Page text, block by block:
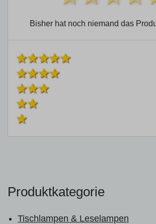
Bisher hat noch niemand das
Produktkategorie
Tischlampen & Leselampen